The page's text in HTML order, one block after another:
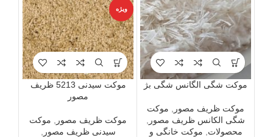
موکت شگی الگانس شگی بژ
موکت ظریف مصور
موکت
شگی الکانس ظریف مصور
محصولات
موکت خانگی و
ویژه
موکت سیدنی 5213 ظریف
مصور
موکت ظریف مصور
موکت
سیدنی ظریف مصور